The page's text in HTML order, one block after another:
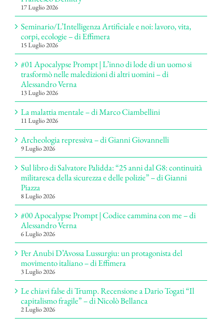
17 Luglio 2026
Seminario/L’Intelligenza Artificiale e noi: lavoro, vita,
corpi, ecologie – di Effimera
15 Luglio 2026
#01 Apocalypse Prompt | L’inno di lode di un uomo si
trasformò nelle maledizioni di altri uomini – di
Alessandro Verna
13 Luglio 2026
La malattia mentale – di Marco Ciambellini
11 Luglio 2026
Archeologia repressiva – di Gianni Giovannelli
9 Luglio 2026
Sul libro di Salvatore Palidda: “25 anni dal G8: continuità
militaresca della sicurezza e delle polizie” – di Gianni
Piazza
8 Luglio 2026
#00 Apocalypse Prompt | Codice cammina con me – di
Alessandro Verna
6 Luglio 2026
Per Anubi D’Avossa Lussurgiu: un protagonista del
movimento italiano – di Effimera
3 Luglio 2026
Le chiavi false di Trump. Recensione a Dario Togati “Il
capitalismo fragile” – di Nicolò Bellanca
2 Luglio 2026